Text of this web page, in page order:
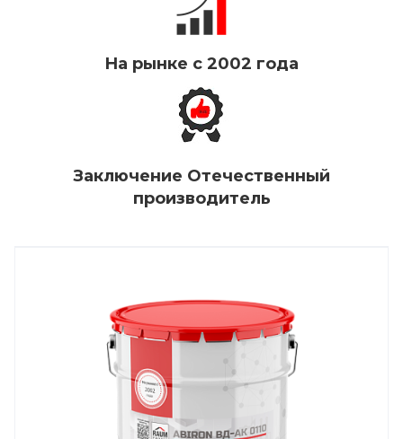
На рынке с 2002 года
Заключение Отечественный
производитель